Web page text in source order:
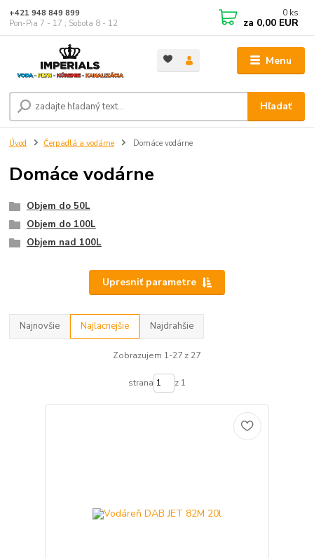
Menu
Hľadať
+421 948 849 899
Pon-Pia 7 - 17 ; Sobota 8 - 12
0 ks
za 0,00 EUR
Úvod Čerpadlá a vodárne Domáce vodárne
Domáce vodárne
Objem do 50L
Objem do 100L
Objem nad 100L
Upresniť parametre
Najnovšie Najlacnejšie Najdrahšie
Zobrazujem 1-27 z 27
strana z 1